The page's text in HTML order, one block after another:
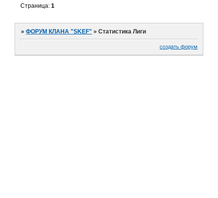
Страница:1
»ФОРУМ КЛАНА "SKEF" »Статистика Лиги
создать форум